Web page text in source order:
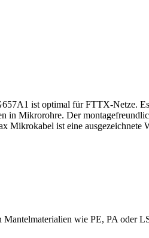
ist optimal für FTTX-Netze.
in Mikrorohre. Der
Mikrokabel ist eine
wie PE, PA oder